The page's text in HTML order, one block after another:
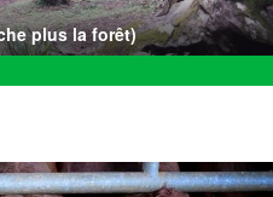
plus la forêt)